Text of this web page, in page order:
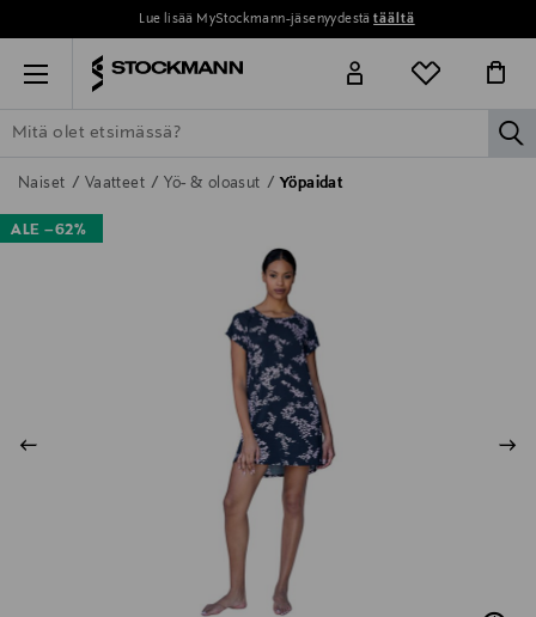
Lue lisää MyStockmann-jäsenyydestätäältä
Menu
ETSI KAIKKI NAISET MIEHET LAPSET
Naiset Vaatteet Yö- & oloasut Yöpaidat
ALE –62%